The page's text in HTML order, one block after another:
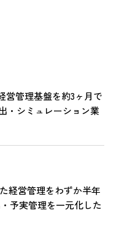
営管理基盤を約3ヶ月で
・シミュレーション業
経営管理をわずか半年
予実管理を一元化した